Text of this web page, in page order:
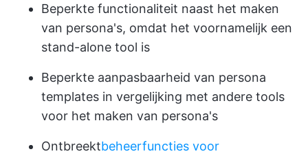
Beperkte functionaliteit naast het maken
van persona's, omdat het voornamelijk een
stand-alone tool is
Beperkte aanpasbaarheid van persona
templates in vergelijking met andere tools
voor het maken van persona's
Ontbreektbeheerfuncties voor